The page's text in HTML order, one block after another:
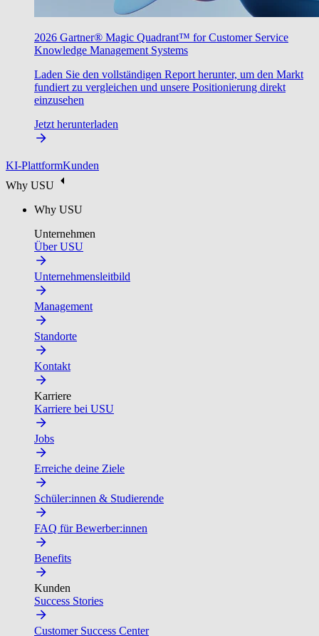
2026 Gartner® Magic Quadrant™ for Customer Service
Knowledge Management Systems
Laden Sie den vollständigen Report herunter, um den Markt
fundiert zu vergleichen und unsere Positionierung direkt
einzusehen
Jetzt herunterladen
KI-PlattformKunden
Why USU
Why USU
Unternehmen
Über USU
Unternehmensleitbild
Management
Standorte
Kontakt
Karriere
Karriere bei USU
Jobs
Erreiche deine Ziele
Schüler:innen & Studierende
FAQ für Bewerber:innen
Benefits
Kunden
Success Stories
Customer Success Center